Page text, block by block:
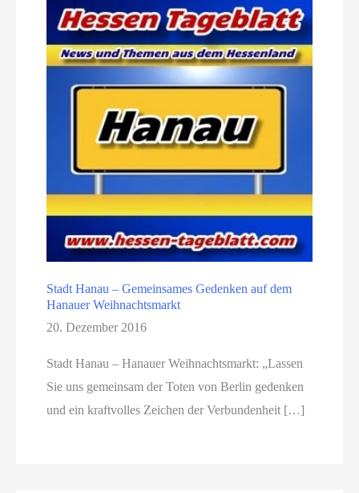
Stadt Hanau – Gemeinsames Gedenken auf dem
Hanauer Weihnachtsmarkt
20. Dezember 2016
Stadt Hanau – Hanauer Weihnachtsmarkt: „Lassen
Sie uns gemeinsam der Toten von Berlin gedenken
und ein kraftvolles Zeichen der Verbundenheit […]